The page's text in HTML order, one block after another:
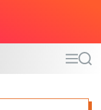
MS